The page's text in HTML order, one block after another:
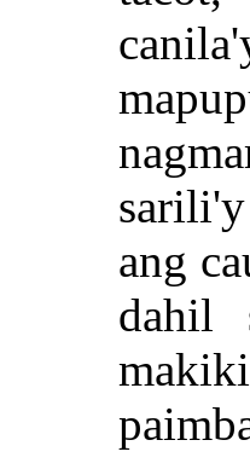
ang
dahil